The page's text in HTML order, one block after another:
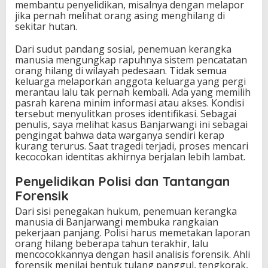
membantu penyelidikan, misalnya dengan melapor
jika pernah melihat orang asing menghilang di
sekitar hutan.
Dari sudut pandang sosial, penemuan kerangka
manusia mengungkap rapuhnya sistem pencatatan
orang hilang di wilayah pedesaan. Tidak semua
keluarga melaporkan anggota keluarga yang pergi
merantau lalu tak pernah kembali. Ada yang memilih
pasrah karena minim informasi atau akses. Kondisi
tersebut menyulitkan proses identifikasi. Sebagai
penulis, saya melihat kasus Banjarwangi ini sebagai
pengingat bahwa data warganya sendiri kerap
kurang terurus. Saat tragedi terjadi, proses mencari
kecocokan identitas akhirnya berjalan lebih lambat.
Penyelidikan Polisi dan Tantangan
Forensik
Dari sisi penegakan hukum, penemuan kerangka
manusia di Banjarwangi membuka rangkaian
pekerjaan panjang. Polisi harus memetakan laporan
orang hilang beberapa tahun terakhir, lalu
mencocokkannya dengan hasil analisis forensik. Ahli
forensik menilai bentuk tulang panggul, tengkorak,